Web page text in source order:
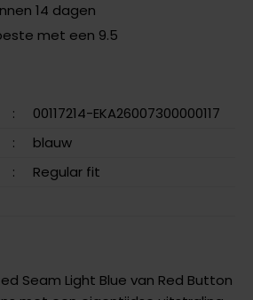
14 dagen
met een 9.5
:
00117214-EKA26007300000117
:
blauw
:
Regular fit
Seam Light Blue van Red Button